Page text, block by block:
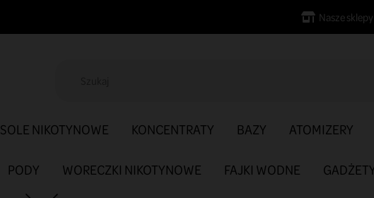
Nasze sklepy
SOLE NIKOTYNOWE KONCENTRATY BAZY ATOMIZERY
PODY WORECZKI NIKOTYNOWE FAJKI WODNE